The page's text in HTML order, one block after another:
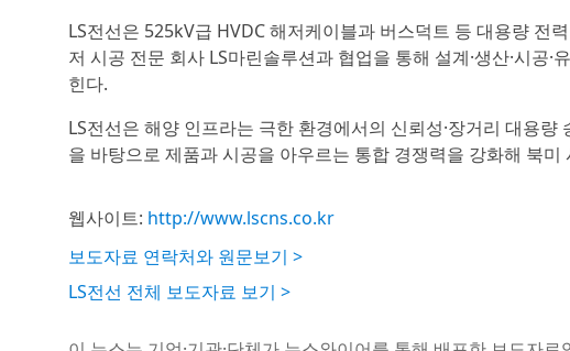
LS전선은 525kV급 HVDC 해저케이블과 버스덕트 등 대용량 전
저 시공 전문 회사 LS마린솔루션과 협업을 통해 설계·생산·시공
힌다.
LS전선은 해양 인프라는 극한 환경에서의 신뢰성·장거리 대용
을 바탕으로 제품과 시공을 아우르는 통합 경쟁력을 강화해 북
웹사이트: http://www.lscns.co.kr
보도자료 연락처와 원문보기 >
LS전선 전체 보도자료 보기 >